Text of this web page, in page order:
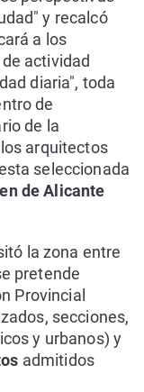
y recalcó
a los
actividad
diaria", toda
de
de la
arquitectos
seleccionada
de Alicante
la zona entre
pretende
Provincial
secciones,
y urbanos) y
admitidos